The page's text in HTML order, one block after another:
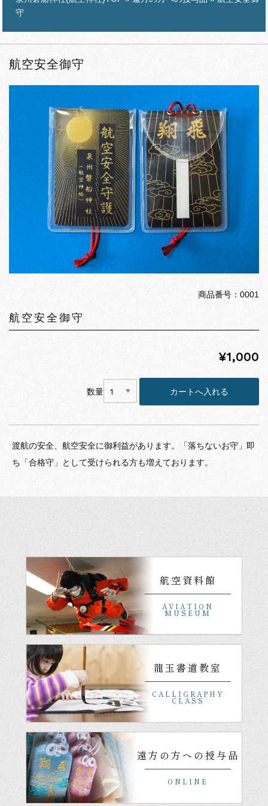
守
航空安全御守
商品番号：0001
航空安全御守
¥1,000
数量
渡航の安全、航空安全に御利益があります。「落ちないお守」即
ち「合格守」として受けられる方も増えております。
航空資料館
AVIATION
MUSEUM
龍玉書道教室
CALLIGRAPHY
CLASS
遠方の方への授与品
ONLINE